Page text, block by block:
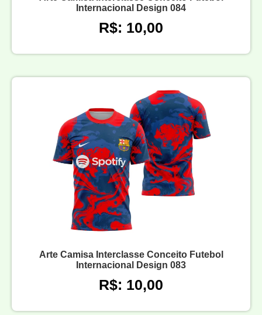
Internacional Design 084
R$: 10,00
Arte Camisa Interclasse Conceito Futebol
Internacional Design 083
R$: 10,00